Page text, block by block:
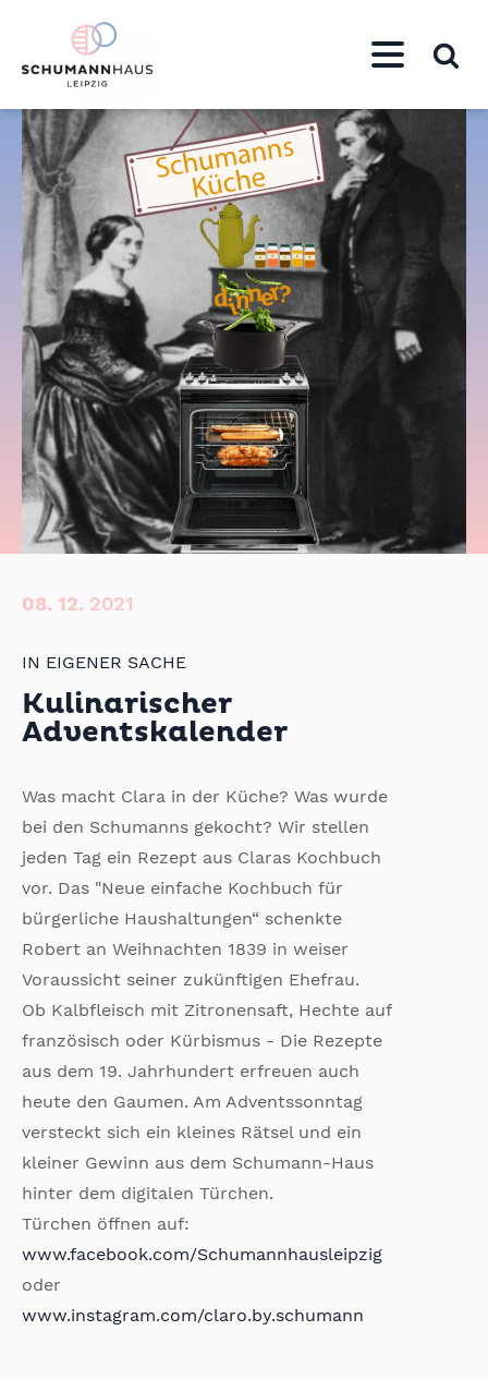
08. 12. 2021
IN EIGENER SACHE
Kulinarischer
Adventskalender
Was macht Clara in der Küche? Was wurde
bei den Schumanns gekocht? Wir stellen
jeden Tag ein Rezept aus Claras Kochbuch
vor. Das "Neue einfache Kochbuch für
bürgerliche Haushaltungen“ schenkte
Robert an Weihnachten 1839 in weiser
Voraussicht seiner zukünftigen Ehefrau.
Ob Kalbfleisch mit Zitronensaft, Hechte auf
französisch oder Kürbismus - Die Rezepte
aus dem 19. Jahrhundert erfreuen auch
heute den Gaumen. Am Adventssonntag
versteckt sich ein kleines Rätsel und ein
kleiner Gewinn aus dem Schumann-Haus
hinter dem digitalen Türchen.
Türchen öffnen auf:
www.facebook.com/Schumannhausleipzig
oder
www.instagram.com/claro.by.schumann